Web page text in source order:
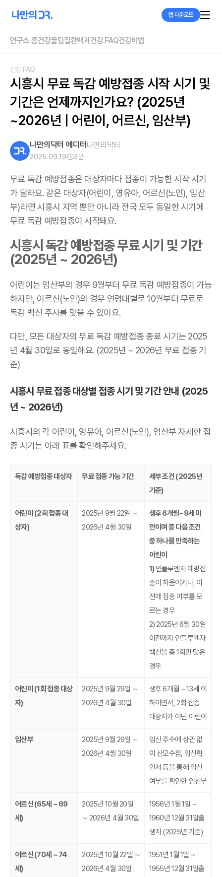
앱 다운로드
연구소 홈건강꿀팁질환백과건강 FAQ건강비법
건강 FAQ
시흥시 무료 독감 예방접종 시작 시기 및
기간은 언제까지인가요? (2025년
~2026년 | 어린이, 어르신, 임산부)
나만의닥터 에디터 나만의닥터
2025.09.19 3분
무료 독감 예방접종은 대상자마다 접종이 가능한 시작 시기
가 달라요. 같은 대상자(어린이, 영유아, 어르신(노인), 임산
부)라면 시흥시 지역 뿐만 아니라 전국 모두 동일한 시기에
무료 독감 예방접종이 시작돼요.
시흥시 독감 예방접종 무료 시기 및 기간
(2025년 ~ 2026년)
어린이는 임산부의 경우 9월부터 무료 독감 예방접종이 가능
하지만, 어르신(노인)의 경우 연령대별로 10월부터 무료로
독감 백신 주사를 맞을 수 있어요.
다만, 모든 대상자의 무료 독감 예방접종 종료 시기는 2025
년 4월 30일로 동일해요. (2025년 ~ 2026년 무료 접종 기
준)
시흥시 무료 접종 대상별 접종 시기 및 기간 안내 (2025
년 ~ 2026년)
시흥시의 각 어린이, 영유아, 어르신(노인), 임산부 자세한 접
종 시기는 아래 표를 확인해주세요.
독감 예방접종 대상자 무료 접종 가능 기간
세부 조건 (2025년
기준)
어린이 (2회 접종 대
상자)
2025년 9월 22일 ∼
2026년 4월 30일
생후 6개월~9세 미
만이며 중 다음 조건
중 하나를 만족하는
어린이
1)인플루엔자 예방접
종이 처음이거나, 이
전에 접종 여부를 모
르는 경우
2) 2025년 6월 30일
이전까지 인플루엔자
백신을 총 1회만 맞은
경우
어린이 (1회 접종 대상
자)
2025년 9월 29일 ∼
2026년 4월 30일
생후 6개월 ~ 13세 이
하이면서, 2회 접종
대상자가 아닌 어린이
임산부
2025년 9월 29일 ∼
2026년 4월 30일
임신 주수에 상관 없
이 산모수첩, 임신확
인서 등을 통해 임신
여부를 확인한 임신부
어르신 (65세 ~ 69
세)
2025년 10월 20일
∼ 2026년 4월 30일
1956년 1월 1일 ~
1960년 12월 31일출
생자 (2025년 기준)
어르신 (70세 ~ 74
세)
2025년 10월 22일 ∼
2026년 4월 30일
1951년 1월 1일 ~
1955년 12월 31일출